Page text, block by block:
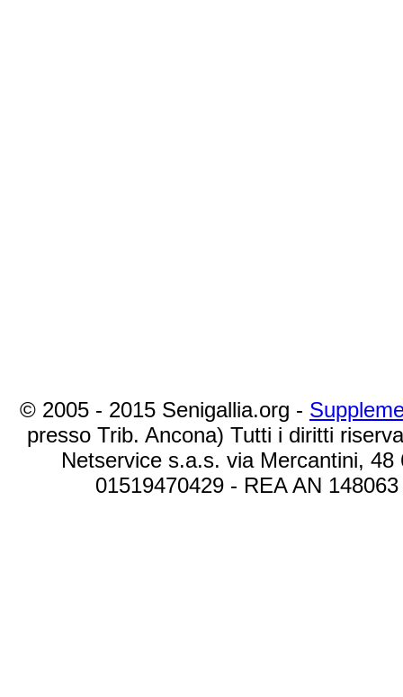
© 2005 - 2015 Senigallia.org -
presso Trib. Ancona) Tutti i diritti
Netservice s.a.s. via Mercantini,
01519470429 - REA AN